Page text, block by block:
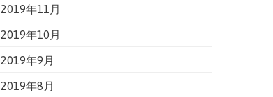
2019年11月
2019年10月
2019年9月
2019年8月